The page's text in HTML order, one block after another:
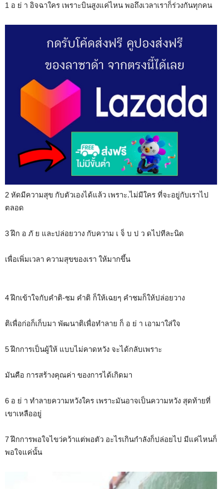
1 อ ย่ า อิจฉาใคร เพราะบินสูงแค่ไหน พอถึงเวลาเราก็ร่วงกันทุกคน
2 หัดมีความสุข กับตัวเองได้แล้ว เพราะ.ไม่มีใคร ที่จะอยู่กับเราไป
ตลอด
3 ฝึก อ ภั ย และปล่อยวาง กับความ เ จ็ บ ป ว ดไปทีละนิด
เพื่อเพิ่มเวลา ความสุขของเรา ให้มากขึ้น
4 ฝึกเข้าใจกับคำติ-ชม คำติ ก็ให้เฉยๆ คำชมก็ให้ปล่อยวาง
ติเพื่อก่อก็เก็บมา พัฒนาติเพื่อทำลาย ก็ อ ย่ า เอามาใส่ใจ
5 ฝึกการเป็นผู้ให้ แบบไม่คาดหวัง จะได้กลับเพราะ
มันคือ การสร้างคุณค่า ของการได้เกิดมา
6 อ ย่ า ทำลายความหวังใคร เพราะมันอาจเป็นความหวัง สุดท้ายที่
เขาเหลืออยู่
7 ฝึกการพอใจไขว่คว้าแต่พอตัว อะไรเกินกำลังก็ปล่อยไป มีแค่ไหนก็
พอใจแค่นั้น